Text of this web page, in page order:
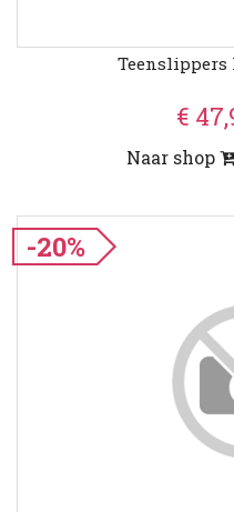
Teenslippers
€
Naar shop
-20%